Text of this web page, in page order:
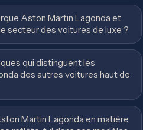
Aston Martin Lagonda et
secteur des voitures de luxe ?
qui distinguent les
des autres voitures haut de
Martin Lagonda en matière